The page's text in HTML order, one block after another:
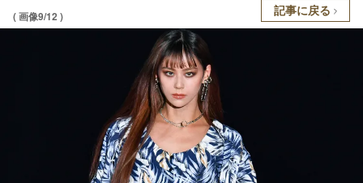
( 画像9/12 ) 記事に戻る